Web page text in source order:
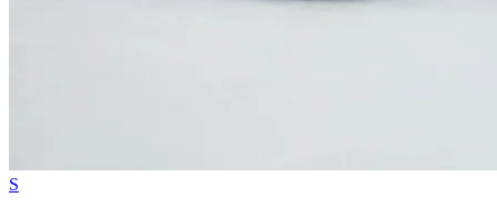
S